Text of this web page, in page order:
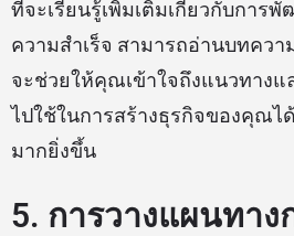
ที่จะเรียนรู้เพิ่มเติมเกี่ยวกับการ
ความสำเร็จ สามารถอ่านบทควา
จะช่วยให้คุณเข้าใจถึงแนวทางแ
ไปใช้ในการสร้างธุรกิจของคุณไ
มากยิ่งขึ้น
5. การวางแผนทาง